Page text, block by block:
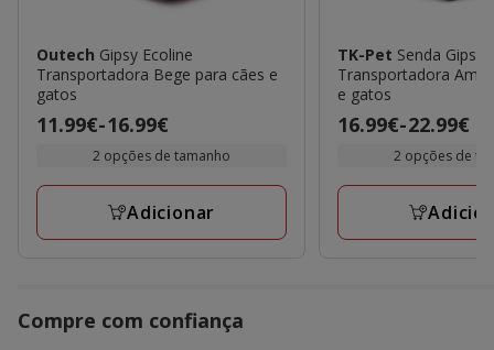
Outech Gipsy Ecoline
Transportadora Bege para cães e
gatos
Preço
16.99€
11.99€-16.99€
2 opções de tamanho
Adicionar
TK-Pet Senda Gipsy
Transportadora
e gatos
Preço
22.99€
16.99€-22.99€
2 opções de
Compre com confiança